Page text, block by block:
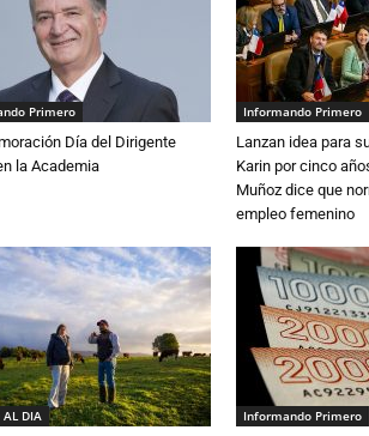
Primero
Día del Dirigente
la Academia
Informando Primero
Lanzan idea para
Karin por cinco
Muñoz dice que
empleo femenino
AL DIA Informando Primero